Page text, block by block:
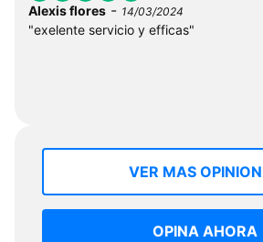
Alexis flores - 14/03/2024
"exelente servicio y efficas"
VER MAS
OPINA AHORA